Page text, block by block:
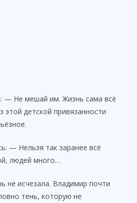
— Не мешай им. Жизнь сама всё
этой детской привязанности
— Нельзя так заранее всё
людей много…
не исчезала. Владимир почти
тень, которую не